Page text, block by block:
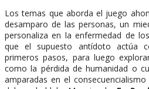
Los temas que aborda el juego
desamparo de las personas, un
personaliza en la enfermedad de
que el supuesto antídoto actúa
primeros pasos, para luego
como la pérdida de humanidad o
amparadas en el